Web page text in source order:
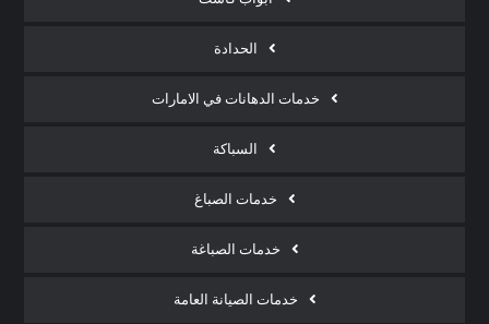
الحدادة
خدمات الدهانات في الامارات
السباكة
خدمات الصباغ
خدمات الصباغة
خدمات الصيانة العامة